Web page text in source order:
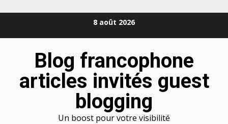
8 août 2026
Blog francophone
articles invités guest
blogging
Un boost pour votre visibilité